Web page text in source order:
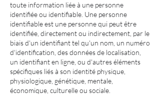
toute information liée à une personne
identifiée ou identifiable. Une personne
identifiable est une personne qui peut être
identifiée, directement ou indirectement, par le
biais d'un identifiant tel qu'un nom, un numéro
d'identification, des données de localisation,
un identifiant en ligne, ou d'autres éléments
spécifiques liés à son identité physique,
physiologique, génétique, mentale,
économique, culturelle ou sociale.